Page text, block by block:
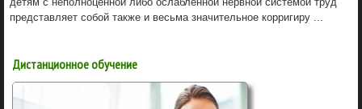
представляет собой также и весьма значительное корригиру ...
Дистанционное обучение